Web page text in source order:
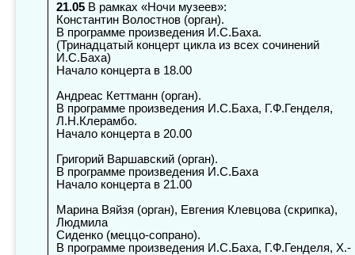
21.05 В рамках «Ночи музеев»:
Константин Волостнов (орган).
В программе произведения И.С.Баха.
(Тринадцатый концерт цикла из всех сочинений
И.С.Баха)
Начало концерта в 18.00
Андреас Кеттманн (орган).
В программе произведения И.С.Баха, Г.Ф.Генделя,
Л.Н.Клерамбо.
Начало концерта в 20.00
Григорий Варшавский (орган).
В программе произведения И.С.Баха
Начало концерта в 21.00
Марина Вяйзя (орган), Евгения Клевцова (скрипка),
Людмила
Сиденко (меццо-сопрано).
В программе произведения И.С.Баха, Г.Ф.Генделя, Х.-